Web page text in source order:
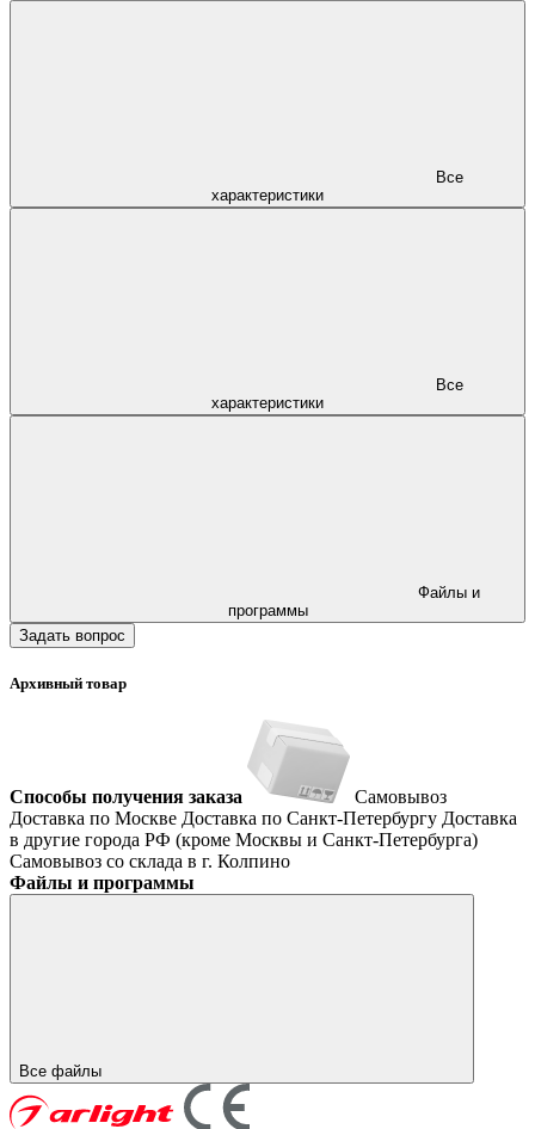
характеристики
характеристики
программы
Задать вопрос
Архивный товар
Способы получения заказа
Самовывоз
Доставка по Москве Доставка по Санкт-Петербургу Доставка
в другие города РФ (кроме Москвы и Санкт-Петербурга)
Самовывоз со склада в г. Колпино
Файлы и программы
Все файлы